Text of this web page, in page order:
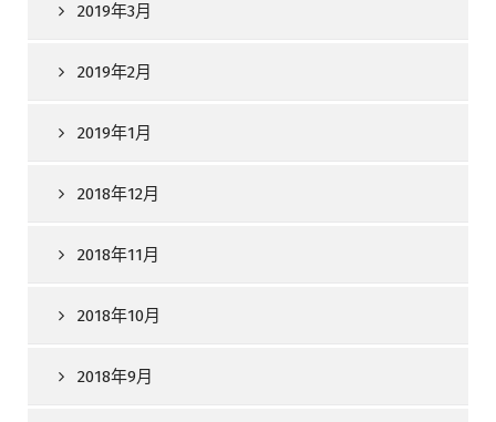
2019年3月
2019年2月
2019年1月
2018年12月
2018年11月
2018年10月
2018年9月